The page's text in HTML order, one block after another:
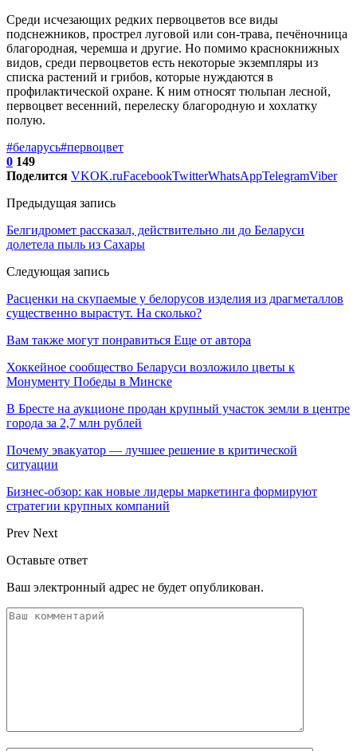
Среди исчезающих редких первоцветов все виды
подснежников, прострел луговой или сон-трава, печёночница
благородная, черемша и другие. Но помимо краснокнижных
видов, среди первоцветов есть некоторые экземпляры из
списка растений и грибов, которые нуждаются в
профилактической охране. К ним относят тюльпан лесной,
первоцвет весенний, перелеску благородную и хохлатку
полую.
#беларусь#первоцвет
0 149
Поделится VKOK.ruFacebookTwitterWhatsAppTelegramViber
Предыдущая запись
Белгидромет рассказал, действительно ли до Беларуси
долетела пыль из Сахары
Следующая запись
Расценки на скупаемые у белорусов изделия из драгметаллов
существенно вырастут. На сколько?
Вам также могут понравиться Еще от автора
Хоккейное сообщество Беларуси возложило цветы к
Монументу Победы в Минске
В Бресте на аукционе продан крупный участок земли в центре
города за 2,7 млн рублей
Почему эвакуатор — лучшее решение в критической
ситуации
Бизнес-обзор: как новые лидеры маркетинга формируют
стратегии крупных компаний
Prev Next
Оставьте ответ
Ваш электронный адрес не будет опубликован.